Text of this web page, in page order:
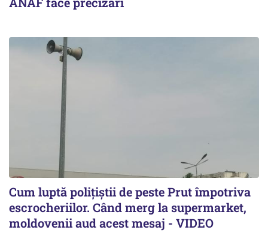
Cum luptă polițiștii de peste Prut împotriva
escrocheriilor. Când merg la supermarket,
moldovenii aud acest mesaj - VIDEO